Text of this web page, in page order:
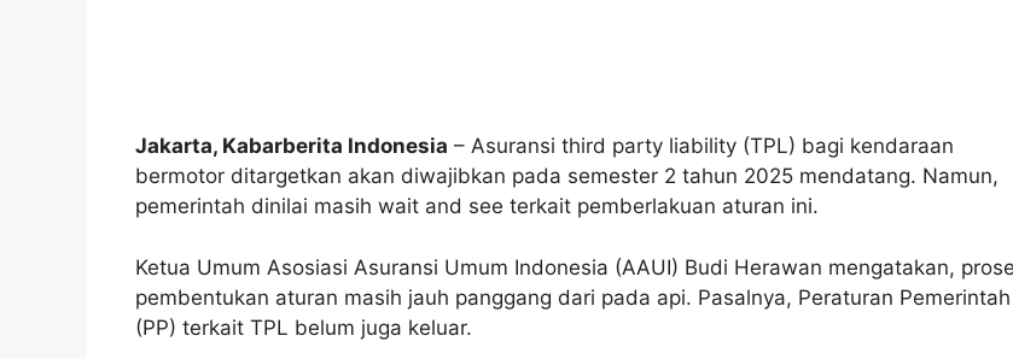
Jakarta, Kabarberita Indonesia – Asuransi third party liability (TPL) bagi kendaraan
bermotor ditargetkan akan diwajibkan pada semester 2 tahun 2025 mendatang. Namun,
pemerintah dinilai masih wait and see terkait pemberlakuan aturan ini.
Ketua Umum Asosiasi Asuransi Umum Indonesia (AAUI) Budi Herawan mengatakan,
pembentukan aturan masih jauh panggang dari pada api. Pasalnya, Peraturan Pemerintah
(PP) terkait TPL belum juga keluar.